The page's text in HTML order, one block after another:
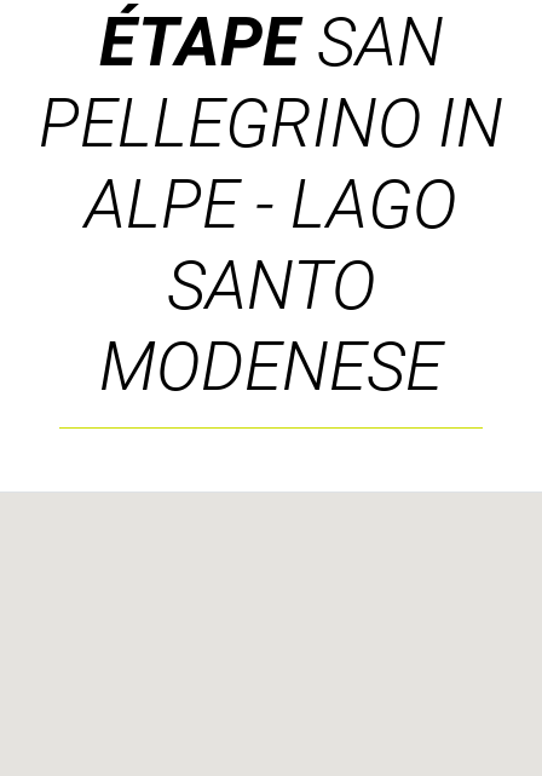
ÉTAPE SAN
PELLEGRINO IN
ALPE - LAGO
SANTO
MODENESE